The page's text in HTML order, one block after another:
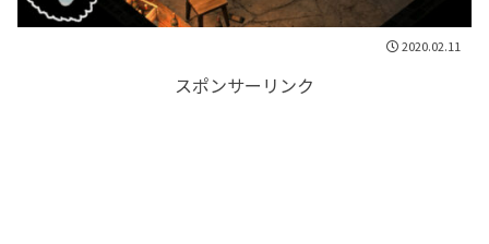
2020.02.11
スポンサーリンク